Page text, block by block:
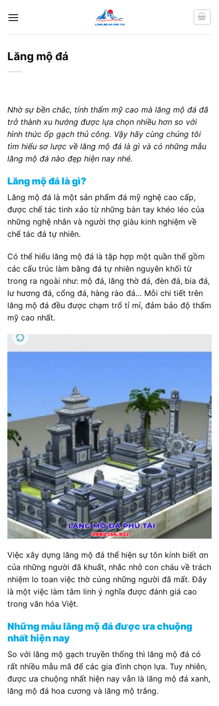
đến
Lăng mộ đá
Nhờ sự bền chắc, tính thẩm mỹ cao mà lăng mộ đá đã
trở thành xu hướng được lựa chọn nhiều hơn so với
hình thức ốp gạch thủ công. Vậy hãy cùng chúng tôi
tìm hiểu sơ lược về lăng mộ đá là gì và có những mẫu
lăng mộ đá nào đẹp hiện nay nhé.
Lăng mộ đá là gì?
Lăng mộ đá là một sản phẩm đá mỹ nghệ cao cấp,
được chế tác tinh xảo từ những bàn tay khéo léo của
những nghệ nhân và người thợ giàu kinh nghiệm về
chế tác đá tự nhiên.
Có thể hiểu lăng mộ đá là tập hợp một quần thể gồm
các cấu trúc làm bằng đá tự nhiên nguyên khối từ
trong ra ngoài như: mộ đá, lăng thờ đá, đèn đá, bia đá,
lư hương đá, cổng đá, hàng rào đá… Mỗi chi tiết trên
lăng mộ đá đều được chạm trổ tỉ mỉ, đảm bảo độ thẩm
mỹ cao nhất.
Việc xây dựng lăng mộ đá thể hiện sự tôn kính biết ơn
của những người đã khuất, nhắc nhở con cháu về trách
nhiệm lo toan việc thờ cúng những người đã mất. Đây
là một việc làm tâm linh ý nghĩa được đánh giá cao
trong văn hóa Việt.
Những mẫu lăng mộ đá được ưa chuộng
nhất hiện nay
So với lăng mộ gạch truyền thống thì lăng mộ đá có
rất nhiều mẫu mã để các gia đình chọn lựa. Tuy nhiên,
được ưa chuộng nhất hiện nay vẫn là lăng mộ đá xanh,
lăng mộ đá hoa cương và lăng mộ trắng.